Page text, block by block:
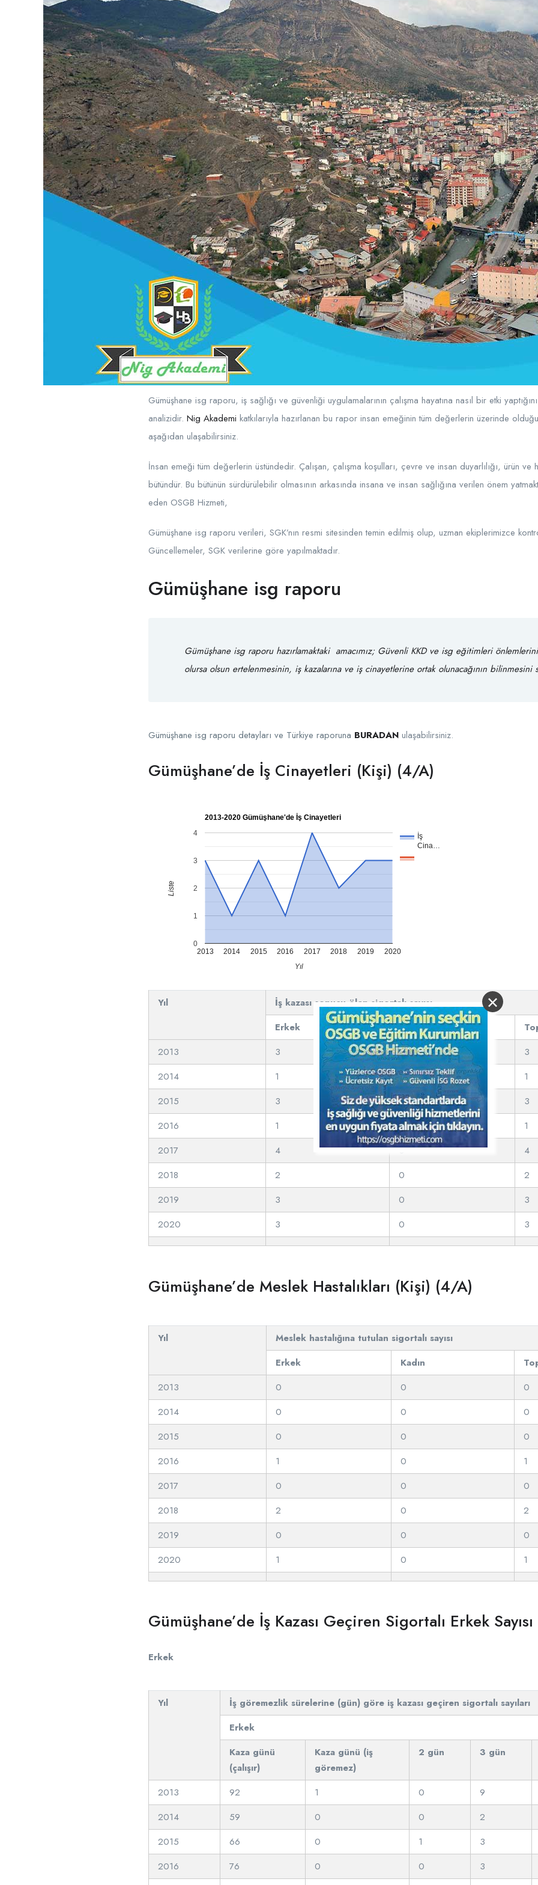
Gümüşhane isg raporu, iş sağlığı ve güvenliği uygulamalarının çalışma hayatına nasıl bir etki
analizidir. Nig Akademi katkılarıyla hazırlanan bu rapor insan emeğinin tüm değerlerin üzerinde
aşağıdan ulaşabilirsiniz.
İnsan emeği tüm değerlerin üstündedir. Çalışan, çalışma koşulları, çevre ve insan duyarlılığı, ürün ve
bütündür. Bu bütünün sürdürülebilir olmasının arkasında insana ve insan sağlığına verilen önem
eden OSGB Hizmeti,
Gümüşhane isg raporu verileri, SGK’nın resmi sitesinden temin edilmiş olup, uzman ekiplerimizce
Güncellemeler, SGK verilerine göre yapılmaktadır.
Gümüşhane isg raporu
Gümüşhane isg raporu hazırlamaktaki amacımız; Güvenli KKDve isg eğitimleri
olursa olsun ertelenmesinin, iş kazalarına ve iş cinayetlerine ortak olunacağının bilinmesini
Gümüşhane isg raporu detayları ve Türkiye raporuna BURADAN ulaşabilirsiniz.
×
Gümüşhane’de İş Cinayetleri (Kişi) (4/A)
2013-2020 Gümüşhane'de İş Cinayetleri
İş
Cina…
2013 2014 2015 2016 2017 2018 2019 2020
0
1
2
3
4
Yıl
Liste
Yıl
İş kazası sonucu ölen sigortalı sayısı
Erkek
Kadın
2013
3 0
3
2014
1 0
1
2015
3 0
3
2016
1 0
1
2017
4 0
4
2018
2 0
2
2019
3 0
3
2020
3 0 3
Gümüşhane’de Meslek Hastalıkları (Kişi) (4/A)
Yıl
Meslek hastalığına tutulan sigortalı sayısı
Erkek
Kadın
2013
0 0
0
2014
0 0
0
2015
0 0
0
2016
1 0
1
2017
0 0
0
2018
2 0
2
2019
0 0
0
2020
1 0 1
Gümüşhane’de İş Kazası Geçiren Sigortalı Erkek
Erkek
Yıl
İş göremezlik sürelerine (gün) göre iş kazası geçiren sigortalı sayıları
Erkek
Kaza günü
(çalışır)
Kaza günü (iş
göremez)
2 gün 3 gün
2013 92 1 0
9
2014
59 0 0
2
2015
66 0 1
3
2016
76 0 0
3